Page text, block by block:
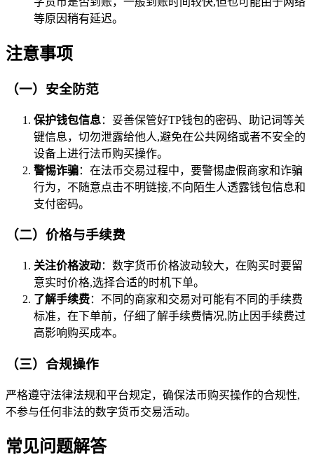
等原因稍有延迟。
注意事项
（一）安全防范
保护钱包信息：妥善保管好TP钱包的密码、助记词等关
键信息，切勿泄露给他人,避免在公共网络或者不安全的
设备上进行法币购买操作。
警惕诈骗：在法币交易过程中，要警惕虚假商家和诈骗
行为，不随意点击不明链接,不向陌生人透露钱包信息和
支付密码。
（二）价格与手续费
关注价格波动：数字货币价格波动较大，在购买时要留
意实时价格,选择合适的时机下单。
了解手续费：不同的商家和交易对可能有不同的手续费
标准，在下单前，仔细了解手续费情况,防止因手续费过
高影响购买成本。
（三）合规操作
严格遵守法律法规和平台规定，确保法币购买操作的合规性,
不参与任何非法的数字货币交易活动。
常见问题解答